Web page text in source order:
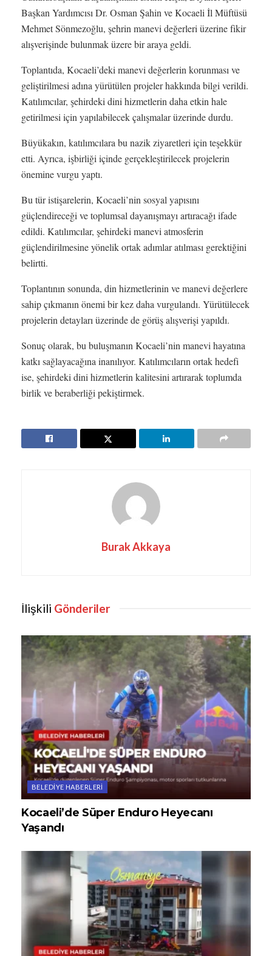
Başkan Yardımcısı Dr. Osman Şahin ve Kocaeli İl Müftüsü
Mehmet Sönmezoğlu, şehrin manevi değerleri üzerine fikir
alışverişinde bulunmak üzere bir araya geldi.
Toplantıda, Kocaeli’deki manevi değerlerin korunması ve
geliştirilmesi adına yürütülen projeler hakkında bilgi verildi.
Katılımcılar, şehirdeki dini hizmetlerin daha etkin hale
getirilmesi için yapılabilecek çalışmalar üzerinde durdu.
Büyükakın, katılımcılara bu nazik ziyaretleri için teşekkür
etti. Ayrıca, işbirliği içinde gerçekleştirilecek projelerin
önemine vurgu yaptı.
Bu tür istişarelerin, Kocaeli’nin sosyal yapısını
güçlendireceği ve toplumsal dayanışmayı artıracağı ifade
edildi. Katılımcılar, şehirdeki manevi atmosferin
güçlendirilmesine yönelik ortak adımlar atılması gerektiğini
belirtti.
Toplantının sonunda, din hizmetlerinin ve manevi değerlere
sahip çıkmanın önemi bir kez daha vurgulandı. Yürütülecek
projelerin detayları üzerinde de görüş alışverişi yapıldı.
Sonuç olarak, bu buluşmanın Kocaeli’nin manevi hayatına
katkı sağlayacağına inanılıyor. Katılımcıların ortak hedefi
ise, şehirdeki dini hizmetlerin kalitesini artırarak toplumda
birlik ve beraberliği pekiştirmek.
Burak Akkaya
İlişkili Gönderiler
BELEDIYE HABERLERI
Kocaeli’de Süper Enduro Heyecanı
Yaşandı